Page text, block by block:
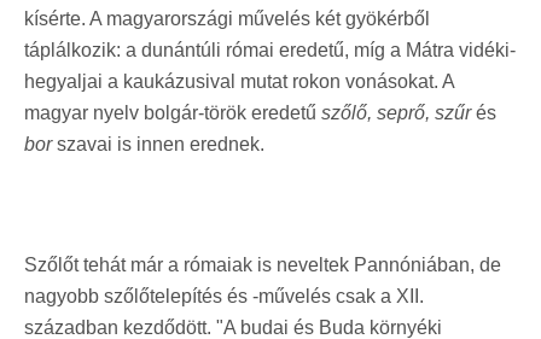
kísérte. A magyarországi művelés két gyökérből
táplálkozik: a dunántúli római eredetű, míg a Mátra vidéki-
hegyaljai a kaukázusival mutat rokon vonásokat. A
magyar nyelv bolgár-török eredetű szőlő, seprő, szűrés
borszavai is innen erednek.
Szőlőt tehát már a rómaiak is neveltek Pannóniában, de
nagyobb szőlőtelepítés és -művelés csak a XII.
században kezdődött. "A budai és Buda környéki